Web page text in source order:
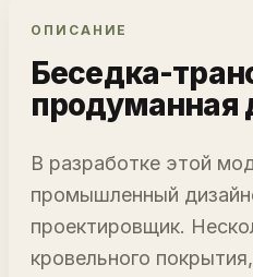
ОПИСАНИЕ
Беседка-
продуманная
В разработке этой
промышленный
проектировщик.
кровельного